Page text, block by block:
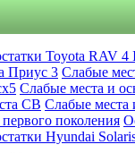
Слабые
Слабые места и
Слабые места